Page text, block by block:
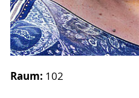
Raum: 102